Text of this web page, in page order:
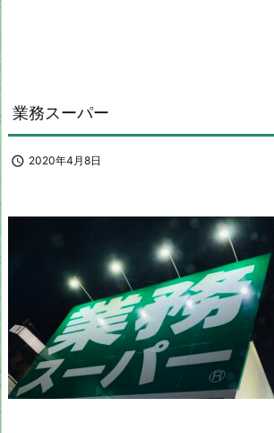
業務スーパー
 2020年4月8日